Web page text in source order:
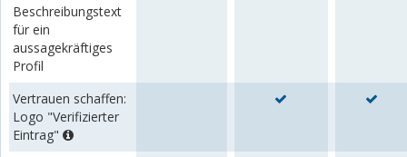
Beschreibungstext
für ein
aussagekräftiges
Profil
Vertrauen schaffen:
Logo "Verifizierter
Eintrag"